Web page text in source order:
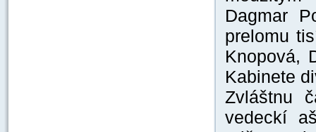
Dagmar
prelomu
Knopová,
Kabinete
Zvláštnu
vedeckí